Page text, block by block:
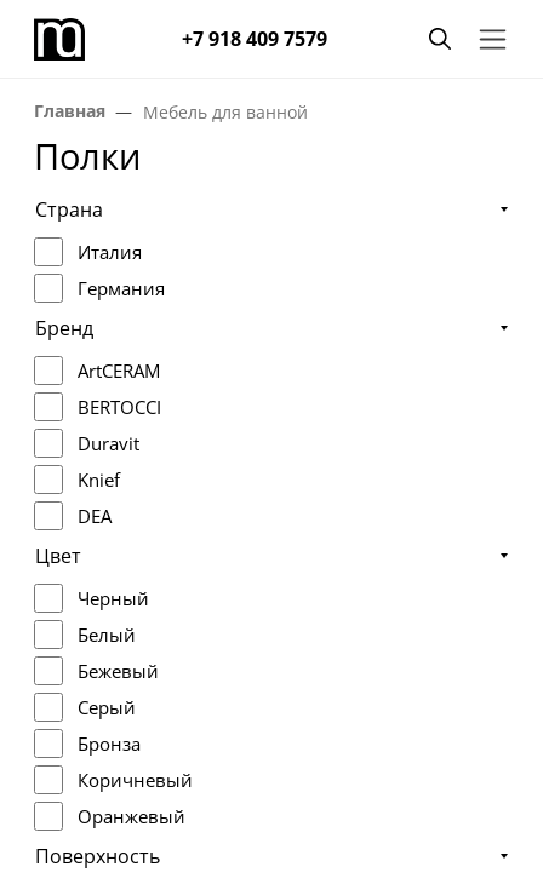
+7 918 409 7579
Главная Мебель для ванной
Полки
Страна
Италия
Германия
Бренд
ArtCERAM
BERTOCCI
Duravit
Knief
DEA
Цвет
Черный
Белый
Бежевый
Серый
Бронза
Коричневый
Оранжевый
Графит
Поверхность